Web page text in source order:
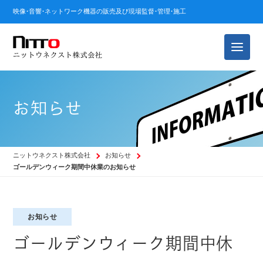
映像・音響・ネットワーク機器の販売及び現場監督・管理・施工
お知らせ
ニットウネクスト株式会社
お知らせ
ゴールデンウィーク期間中休業のお知らせ
お知らせ
ゴールデンウィーク期間中休